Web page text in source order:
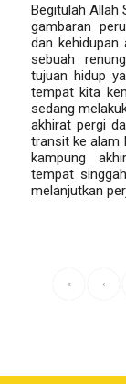
Begitulah Allah
gambaran
dan kehidupan
sebuah
tujuan hidup
tempat kita
sedang
akhirat pergi
transit ke alam
kampung
tempat
melanjutkan
« ‹